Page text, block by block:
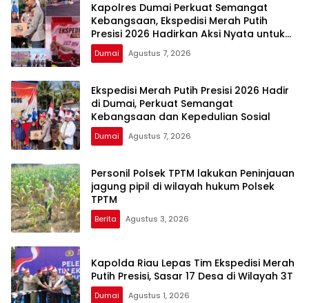
Kapolres Dumai Perkuat Semangat
Kebangsaan, Ekspedisi Merah Putih
Presisi 2026 Hadirkan Aksi Nyata untuk
Rakyat
Dumai Agustus 7, 2026
Ekspedisi Merah Putih Presisi 2026 Hadir
di Dumai, Perkuat Semangat
Kebangsaan dan Kepedulian Sosial
Dumai Agustus 7, 2026
Personil Polsek TPTM lakukan Peninjauan
jagung pipil di wilayah hukum Polsek
TPTM
Berita Agustus 3, 2026
Kapolda Riau Lepas Tim Ekspedisi Merah
Putih Presisi, Sasar 17 Desa di Wilayah 3T
Dumai Agustus 1, 2026